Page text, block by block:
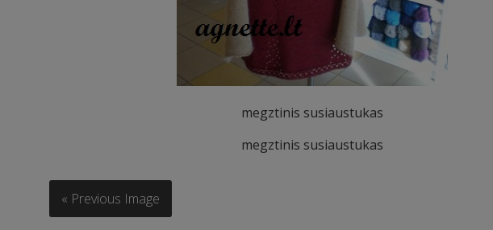
megztinis susiaustukas
megztinis susiaustukas
« Previous Image